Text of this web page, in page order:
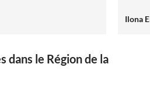
Ilona
dans le Région de la